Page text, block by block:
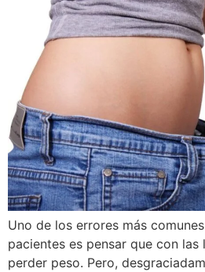
Uno de los errores más
pacientes es pensar que con
perder peso. Pero,